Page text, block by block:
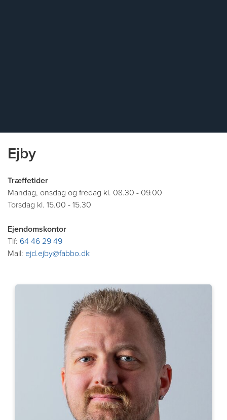
Ejby
Træffetider
Mandag, onsdag og fredag kl. 08.30 - 09.00
Torsdag kl. 15.00 - 15.30
Ejendomskontor
Tlf: 64 46 29 49
Mail: ejd.ejby@fabbo.dk